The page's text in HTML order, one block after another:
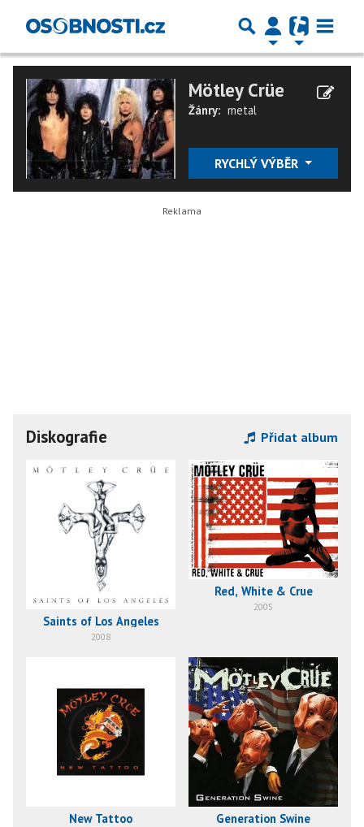
Mötley Crüe
Žánry: metal
RYCHLÝ VÝBĚR
Diskografie Přidat album
Saints of Los Angeles
2008
Red, White & Crue
2005
New Tattoo Generation Swine